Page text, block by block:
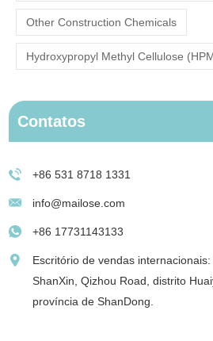
Other Construction Chemicals
Hydroxypropyl Methyl Cellulose
Contatos
+86 531 8718 1331
info@mailose.com
+86 17731143133
Escritório de vendas
ShanXin, Qizhou Road, distrito
província de ShanDong.